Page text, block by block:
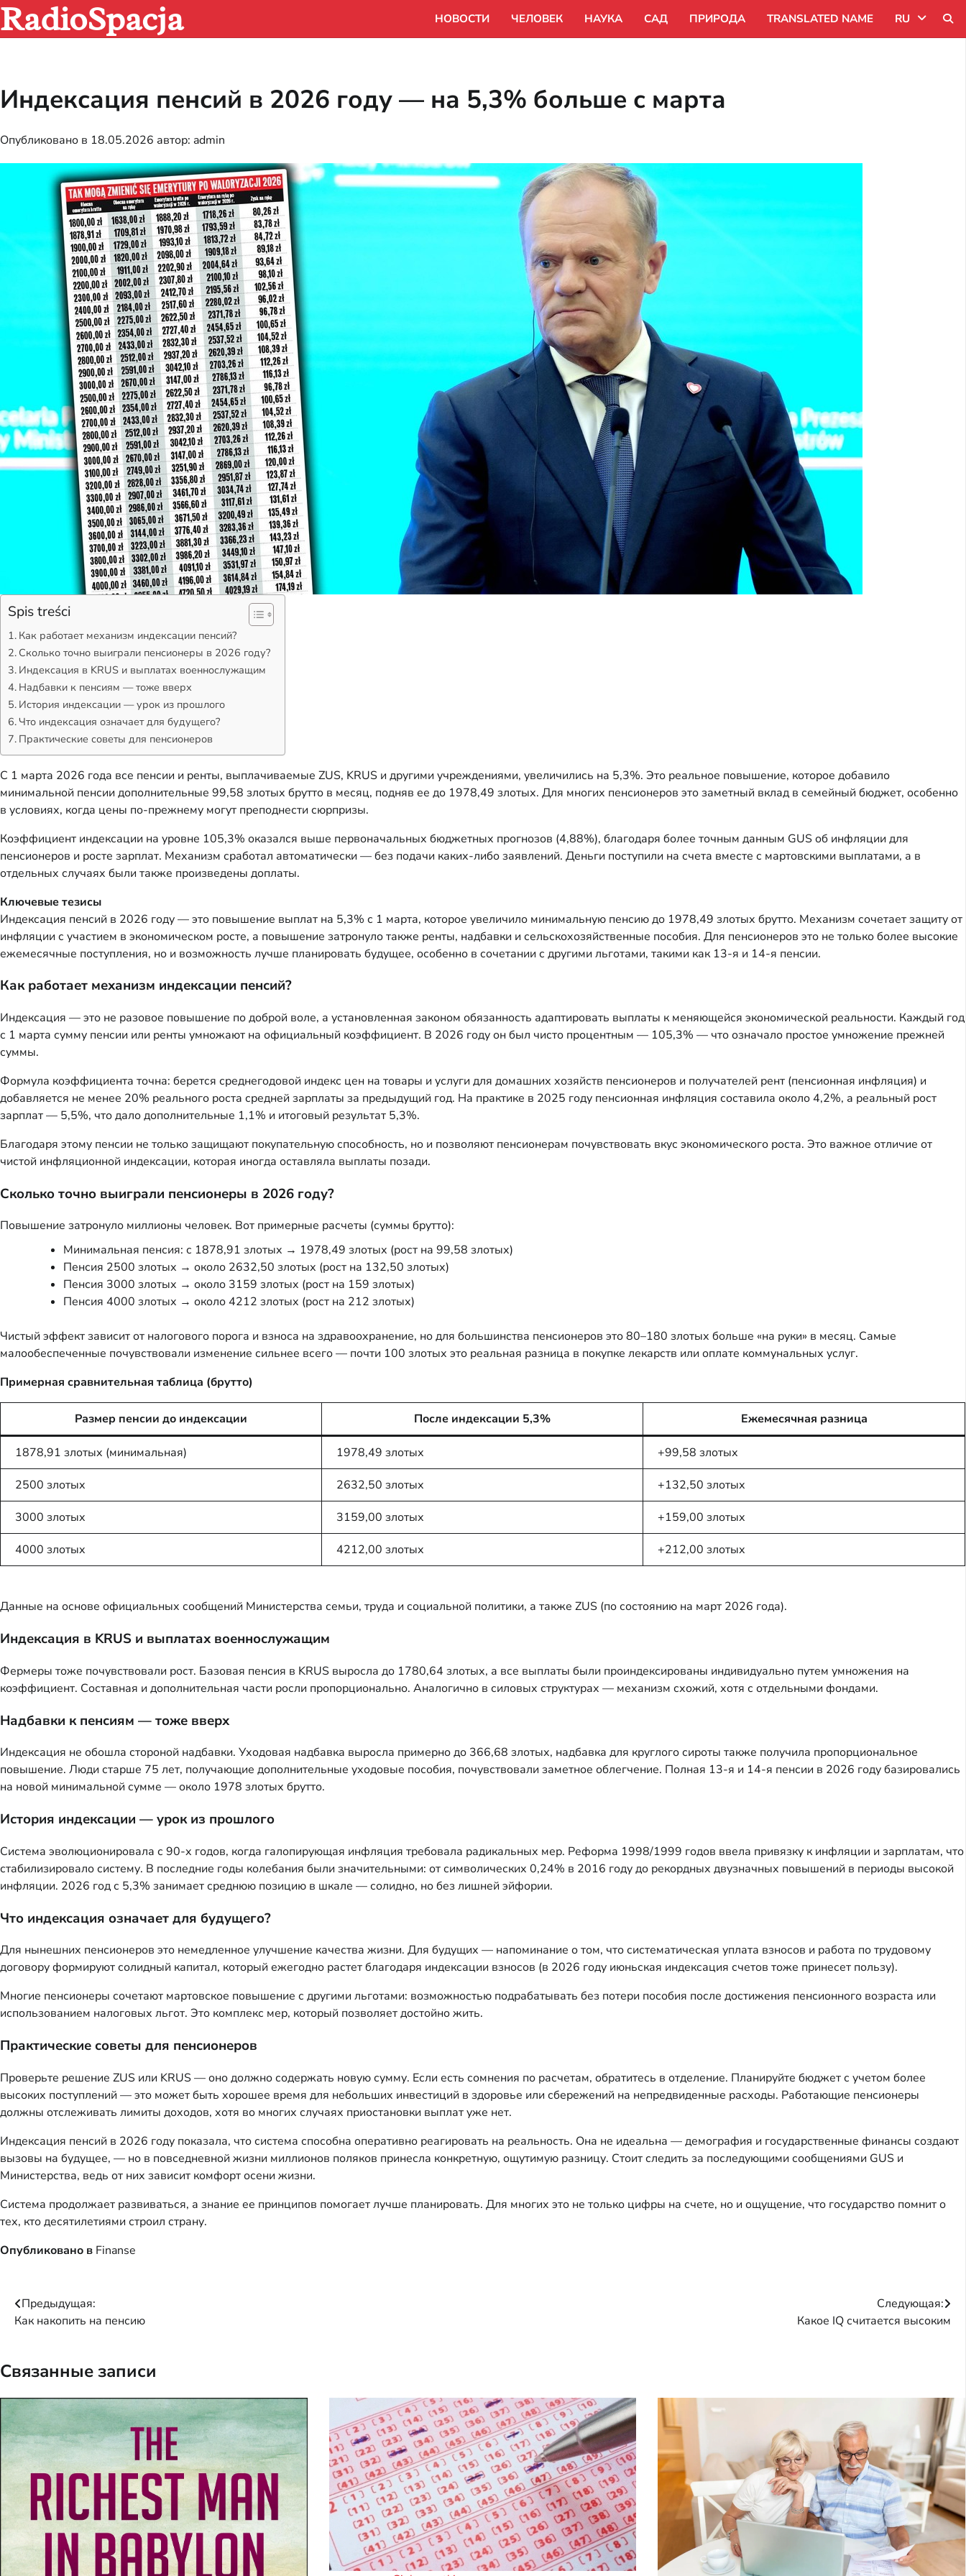
Перейти
к
содержимому
RadioSpacja НОВОСТИ ЧЕЛОВЕК НАУКА САД ПРИРОДА TRANSLATED NAME RU
Индексация пенсий в 2026 году — на 5,3% больше с марта
Опубликовано в 18.05.2026 автор: admin
Spis treści
Как работает механизм индексации пенсий?
Сколько точно выиграли пенсионеры в 2026 году?
Индексация в KRUS и выплатах военнослужащим
Надбавки к пенсиям — тоже вверх
История индексации — урок из прошлого
Что индексация означает для будущего?
Практические советы для пенсионеров
С 1 марта 2026 года все пенсии и ренты, выплачиваемые ZUS, KRUS и другими учреждениями, увеличились на 5,3%. Это реальное повышение, которое добавило
минимальной пенсии дополнительные 99,58 злотых брутто в месяц, подняв ее до 1978,49 злотых. Для многих пенсионеров это заметный вклад в семейный бюджет, особенно
в условиях, когда цены по-прежнему могут преподнести сюрпризы.
Коэффициент индексации на уровне 105,3% оказался выше первоначальных бюджетных прогнозов (4,88%), благодаря более точным данным GUS об инфляции для
пенсионеров и росте зарплат. Механизм сработал автоматически — без подачи каких-либо заявлений. Деньги поступили на счета вместе с мартовскими выплатами, а в
отдельных случаях были также произведены доплаты.
Ключевые тезисы
Индексация пенсий в 2026 году — это повышение выплат на 5,3% с 1 марта, которое увеличило минимальную пенсию до 1978,49 злотых брутто. Механизм сочетает защиту от
инфляции с участием в экономическом росте, а повышение затронуло также ренты, надбавки и сельскохозяйственные пособия. Для пенсионеров это не только более высокие
ежемесячные поступления, но и возможность лучше планировать будущее, особенно в сочетании с другими льготами, такими как 13-я и 14-я пенсии.
Как работает механизм индексации пенсий?
Индексация — это не разовое повышение по доброй воле, а установленная законом обязанность адаптировать выплаты к меняющейся экономической реальности. Каждый год
с 1 марта сумму пенсии или ренты умножают на официальный коэффициент. В 2026 году он был чисто процентным — 105,3% — что означало простое умножение прежней
суммы.
Формула коэффициента точна: берется среднегодовой индекс цен на товары и услуги для домашних хозяйств пенсионеров и получателей рент (пенсионная инфляция) и
добавляется не менее 20% реального роста средней зарплаты за предыдущий год. На практике в 2025 году пенсионная инфляция составила около 4,2%, а реальный рост
зарплат — 5,5%, что дало дополнительные 1,1% и итоговый результат 5,3%.
Благодаря этому пенсии не только защищают покупательную способность, но и позволяют пенсионерам почувствовать вкус экономического роста. Это важное отличие от
чистой инфляционной индексации, которая иногда оставляла выплаты позади.
Сколько точно выиграли пенсионеры в 2026 году?
Повышение затронуло миллионы человек. Вот примерные расчеты (суммы брутто):
Минимальная пенсия: с 1878,91 злотых → 1978,49 злотых (рост на 99,58 злотых)
Пенсия 2500 злотых → около 2632,50 злотых (рост на 132,50 злотых)
Пенсия 3000 злотых → около 3159 злотых (рост на 159 злотых)
Пенсия 4000 злотых → около 4212 злотых (рост на 212 злотых)
Чистый эффект зависит от налогового порога и взноса на здравоохранение, но для большинства пенсионеров это 80–180 злотых больше «на руки» в месяц. Самые
малообеспеченные почувствовали изменение сильнее всего — почти 100 злотых это реальная разница в покупке лекарств или оплате коммунальных услуг.
Примерная сравнительная таблица (брутто)
Размер пенсии до индексации После индексации 5,3% Ежемесячная разница
1878,91 злотых (минимальная) 1978,49 злотых +99,58 злотых
2500 злотых 2632,50 злотых +132,50 злотых
3000 злотых 3159,00 злотых +159,00 злотых
4000 злотых 4212,00 злотых +212,00 злотых
Данные на основе официальных сообщений Министерства семьи, труда и социальной политики, а также ZUS (по состоянию на март 2026 года).
Индексация в KRUS и выплатах военнослужащим
Фермеры тоже почувствовали рост. Базовая пенсия в KRUS выросла до 1780,64 злотых, а все выплаты были проиндексированы индивидуально путем умножения на
коэффициент. Составная и дополнительная части росли пропорционально. Аналогично в силовых структурах — механизм схожий, хотя с отдельными фондами.
Надбавки к пенсиям — тоже вверх
Индексация не обошла стороной надбавки. Уходовая надбавка выросла примерно до 366,68 злотых, надбавка для круглого сироты также получила пропорциональное
повышение. Люди старше 75 лет, получающие дополнительные уходовые пособия, почувствовали заметное облегчение. Полная 13-я и 14-я пенсии в 2026 году базировались
на новой минимальной сумме — около 1978 злотых брутто.
История индексации — урок из прошлого
Система эволюционировала с 90-х годов, когда галопирующая инфляция требовала радикальных мер. Реформа 1998/1999 годов ввела привязку к инфляции и зарплатам, что
стабилизировало систему. В последние годы колебания были значительными: от символических 0,24% в 2016 году до рекордных двузначных повышений в периоды высокой
инфляции. 2026 год с 5,3% занимает среднюю позицию в шкале — солидно, но без лишней эйфории.
Что индексация означает для будущего?
Для нынешних пенсионеров это немедленное улучшение качества жизни. Для будущих — напоминание о том, что систематическая уплата взносов и работа по трудовому
договору формируют солидный капитал, который ежегодно растет благодаря индексации взносов (в 2026 году июньская индексация счетов тоже принесет пользу).
Многие пенсионеры сочетают мартовское повышение с другими льготами: возможностью подрабатывать без потери пособия после достижения пенсионного возраста или
использованием налоговых льгот. Это комплекс мер, который позволяет достойно жить.
Практические советы для пенсионеров
Проверьте решение ZUS или KRUS — оно должно содержать новую сумму. Если есть сомнения по расчетам, обратитесь в отделение. Планируйте бюджет с учетом более
высоких поступлений — это может быть хорошее время для небольших инвестиций в здоровье или сбережений на непредвиденные расходы. Работающие пенсионеры
должны отслеживать лимиты доходов, хотя во многих случаях приостановки выплат уже нет.
Индексация пенсий в 2026 году показала, что система способна оперативно реагировать на реальность. Она не идеальна — демография и государственные финансы создают
вызовы на будущее, — но в повседневной жизни миллионов поляков принесла конкретную, ощутимую разницу. Стоит следить за последующими сообщениями GUS и
Министерства, ведь от них зависит комфорт осени жизни.
Система продолжает развиваться, а знание ее принципов помогает лучше планировать. Для многих это не только цифры на счете, но и ощущение, что государство помнит о
тех, кто десятилетиями строил страну.
Опубликовано в Finanse
Навигация
по
Предыдущая:
Как накопить на пенсию
Следующая:
Какое IQ считается высоким
Связанные записи